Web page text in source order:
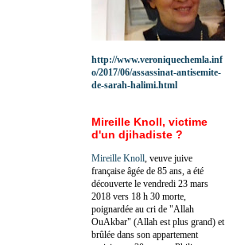
http://www.veroniquechemla.inf
o/2017/06/assassinat-antisemite-
de-sarah-halimi.html
Mireille Knoll, victime
d'un djihadiste ?
Mireille Knoll , veuve juive
française âgée de 85 ans, a été
découverte le vendredi 23 mars
2018 vers 18 h 30 morte,
poignardée au cri de "Allah
OuAkbar" (Allah est plus grand) et
brûlée dans son appartement